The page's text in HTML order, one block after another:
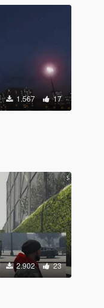
1.567 17
2.902 23